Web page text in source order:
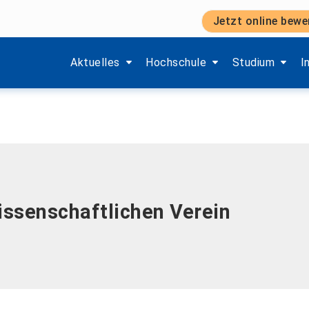
Jetzt online
Aktuelles
Zeige Menü-Unterpunkte von 'Aktuelles'.
Hochschule
Zeige Menü-Unterpunkte von
Studium
Zeige Menü-
Verein